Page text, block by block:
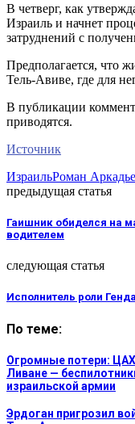
В четверг, как
Израиль и начнет
затруднений с
Предполагается, что
Тель-Авиве, где для
В публикации
приводятся.
Источник
ИзраильРоман
предыдущая статья
Гаишник обиделся на
водителем
следующая статья
Исполнитель роли
По теме:
Огромные потери:
Ливане —
израильской армии
Эрдоган пригрозил